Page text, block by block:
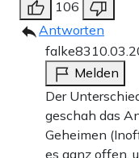
106
Antworten
falke83
Melden
Der
geschah das
Geheimen
es ganz offen,